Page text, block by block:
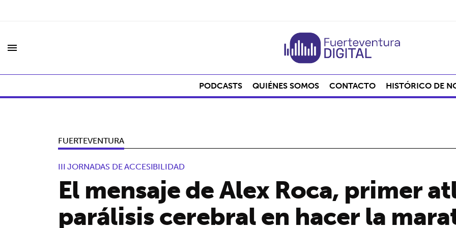
menu
PODCASTS QUIÉNES SOMOS CONTACTO HISTÓRICO DE
FUERTEVENTURA
III JORNADAS DE ACCESIBILIDAD
El mensaje de Alex Roca, primer
parálisis cerebral en hacer la